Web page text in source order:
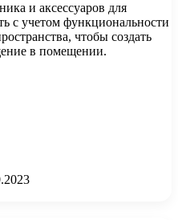
и аксессуаров для
с учетом функциональности
чтобы создать
в помещении.